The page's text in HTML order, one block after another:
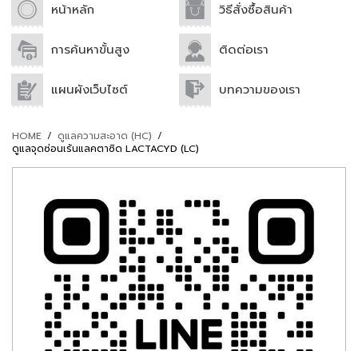
หน้าหลัก วิธีสั่งซื้อสินค้า
การค้นหาขั้นสูง ติดต่อเรา
แผนผังเว็บไซต์ บทความของเรา
HOME / ดูแลความสะอาด (HC) /
ดูแลจุดซ่อนเร้นแลคตาซิด LACTACYD (LC)